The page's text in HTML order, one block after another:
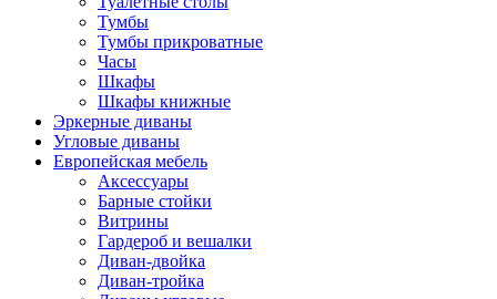
Тумбы
Тумбы прикроватные
Часы
Шкафы
Шкафы книжные
Эркерные диваны
Угловые диваны
Европейская мебель
Аксессуары
Барные стойки
Витрины
Гардероб и вешалки
Диван-двойка
Диван-тройка